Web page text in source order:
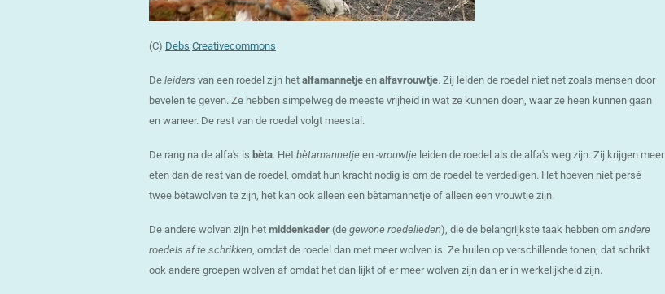
(C) Debs Creativecommons
De leiders van een roedel zijn het alfamannetje en alfavrouwtje. Zij leiden de roedel niet net zoals mensen door
bevelen te geven. Ze hebben simpelweg de meeste vrijheid in wat ze kunnen doen, waar ze heen kunnen gaan
en waneer. De rest van de roedel volgt meestal.
De rang na de alfa's is bèta. Het bètamannetje en -vrouwtje leiden de roedel als de alfa's weg zijn. Zij krijgen meer
eten dan de rest van de roedel, omdat hun kracht nodig is om de roedel te verdedigen. Het hoeven niet persé
twee bètawolven te zijn, het kan ook alleen een bètamannetje of alleen een vrouwtje zijn.
De andere wolven zijn het middenkader (de gewone roedelleden), die de belangrijkste taak hebben om andere
roedels af te schrikken, omdat de roedel dan met meer wolven is. Ze huilen op verschillende tonen, dat schrikt
ook andere groepen wolven af omdat het dan lijkt of er meer wolven zijn dan er in werkelijkheid zijn.